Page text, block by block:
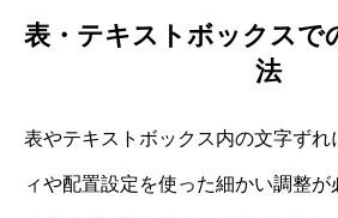
表・テキストボックスで
法
表やテキストボックス内の文字ずれ
ィや配置設定を使った細かい調整